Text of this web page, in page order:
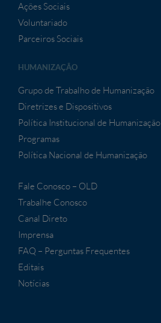
Ações Sociais
Voluntariado
Parceiros Sociais
HUMANIZAÇÃO
Grupo de Trabalho de Humanização
Diretrizes e Dispositivos
Política Institucional de Humanização
Programas
Política Nacional de Humanização
Fale Conosco – OLD
Trabalhe Conosco
Canal Direto
Imprensa
FAQ – Perguntas Frequentes
Editais
Notícias